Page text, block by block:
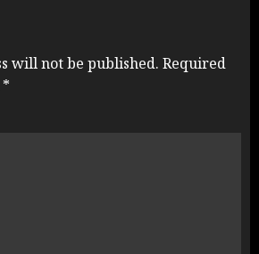
will not be published. Required
*